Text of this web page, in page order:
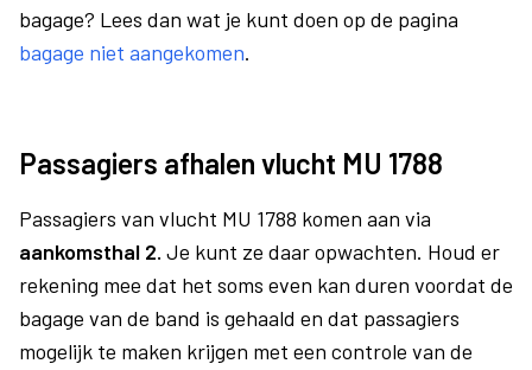
bagage? Lees dan wat je kunt doen op de pagina
bagage niet aangekomen.
Passagiers afhalen vlucht MU 1788
Passagiers van vlucht MU 1788 komen aan via
aankomsthal 2. Je kunt ze daar opwachten. Houd er
rekening mee dat het soms even kan duren voordat de
bagage van de band is gehaald en dat passagiers
mogelijk te maken krijgen met een controle van de